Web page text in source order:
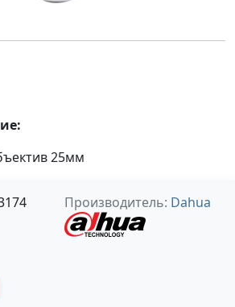
25мм
Производитель: Dahua